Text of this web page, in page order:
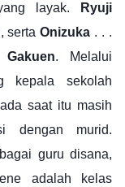
layak.
Ryuji
sertaOnizuka . . .
Gakuen. Melalui
kepala sekolah
saat itu masih
dengan murid.
guru disana,
adalah kelas